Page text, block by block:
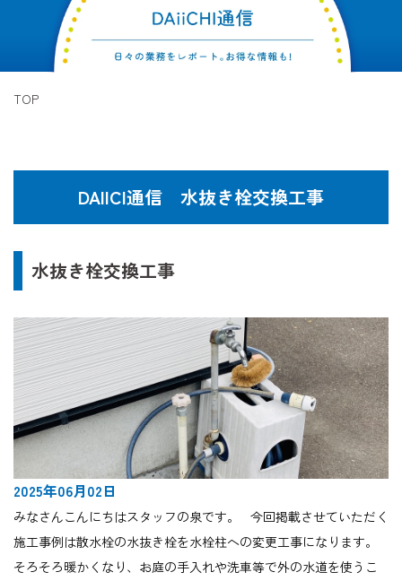
TOP
DAIICI通信 水抜き栓交換工事
水抜き栓交換工事
2025年06月02日
みなさんこんにちはスタッフの泉です。 今回掲載させていただく
施工事例は散水栓の水抜き栓を水栓柱への変更工事になります。
そろそろ暖かくなり、お庭の手入れや洗車等で外の水道を使うこ